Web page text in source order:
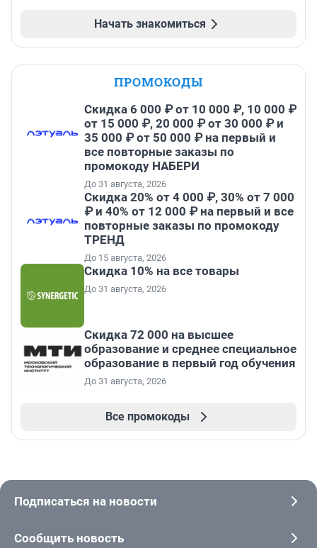
Начать знакомиться
ПРОМОКОДЫ
Скидка 6 000 ₽ от 10 000 ₽, 10 000 ₽
от 15 000 ₽, 20 000 ₽ от 30 000 ₽ и
35 000 ₽ от 50 000 ₽ на первый и
все повторные заказы по
промокоду НАБЕРИ
До 31 августа, 2026
Скидка 20% от 4 000 ₽, 30% от 7 000
₽ и 40% от 12 000 ₽ на первый и все
повторные заказы по промокоду
ТРЕНД
До 15 августа, 2026
Скидка 10% на все товары
До 31 августа, 2026
Скидка 72 000 на высшее
образование и среднее специальное
образование в первый год обучения
До 31 августа, 2026
Все промокоды
Подписаться на новости
Сообщить новость